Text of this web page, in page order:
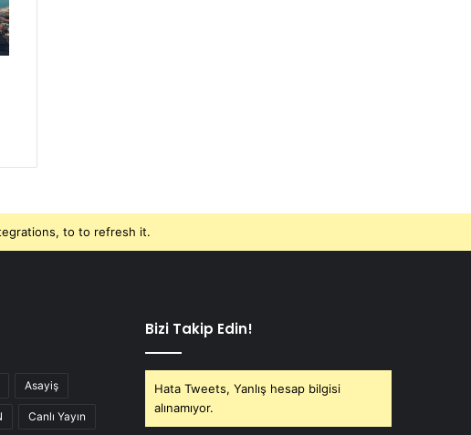
to to refresh it.
Asayiş
Canlı Yayın
Bizi Takip Edin!
Hata Tweets, Yanlış hesap bilgisi
alınamıyor.